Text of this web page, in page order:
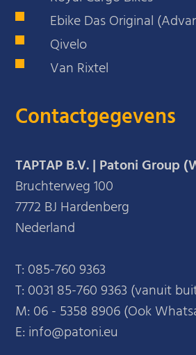
Ebike Das Original
Qivelo
Van Rixtel
Contactgegevens
TAPTAP B.V. | Patoni Group
Bruchterweg 100
7772 BJ Hardenberg
Nederland
T: 085-760 9363
T: 0031 85-760 9363 (vanuit
M: 06 - 5358 8906 (Ook
E: info@patoni.eu